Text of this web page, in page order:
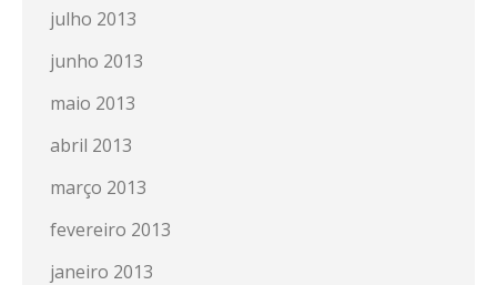
julho 2013
junho 2013
maio 2013
abril 2013
março 2013
fevereiro 2013
janeiro 2013